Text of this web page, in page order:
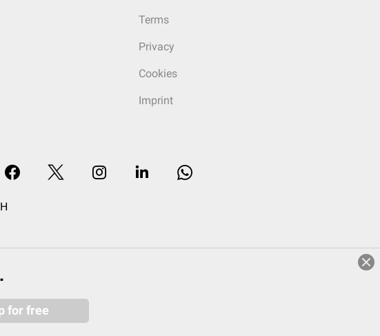
Terms
Privacy
Cookies
Imprint
for free